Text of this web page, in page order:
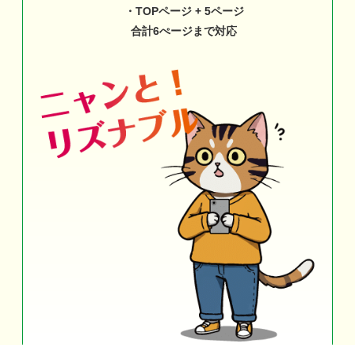
・TOPページ + 5ページ
合計6ぺージまで対応